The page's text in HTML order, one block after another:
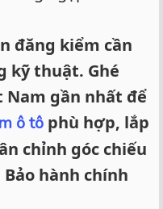
đăng kiểm cần
kỹ thuật. Ghé
Nam gần nhất để
ô tô phù hợp, lắp
chỉnh góc chiếu
hành chính